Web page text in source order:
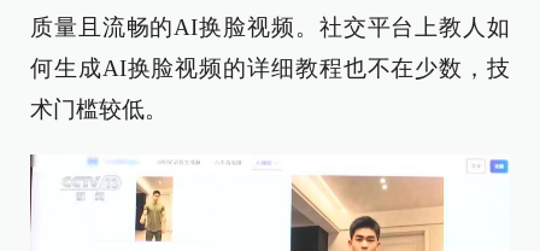
质量且流畅的AI换脸视频。社交平台上教人如
何生成AI换脸视频的详细教程也不在少数，技
术门槛较低。